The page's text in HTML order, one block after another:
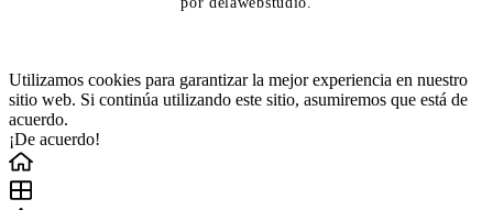
Utilizamos cookies para garantizar la mejor experiencia en nuestro
sitio web. Si continúa utilizando este sitio, asumiremos que está de
acuerdo.
¡De acuerdo!